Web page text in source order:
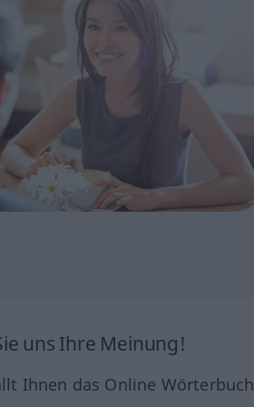
uns Ihre Meinung!
Ihnen das Online